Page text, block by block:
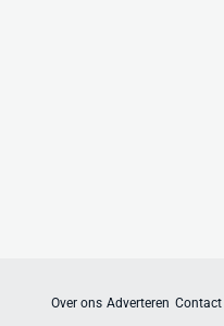
Over ons Adverteren Contact